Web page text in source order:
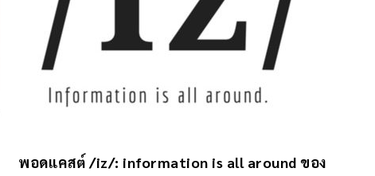
พอดแคสต์ /iz/: information is all around ของ